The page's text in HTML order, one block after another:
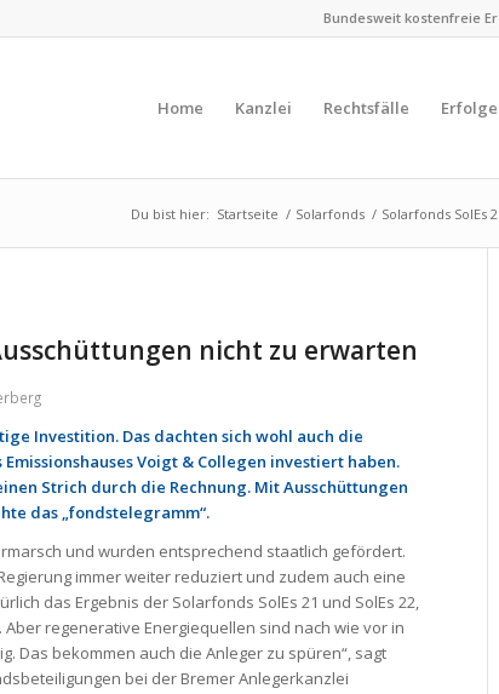
Bundesweit kostenfreie
Home Kanzlei Rechtsfälle Erfolge
Du bist hier: Startseite / Solarfonds / Solarfonds SolEs
nicht zu erwarten
Investition. Das dachten sich wohl auch die
Voigt & Collegen investiert haben.
Strich durch die Rechnung. Mit Ausschüttungen
das „fondstelegramm“.
und wurden entsprechend staatlich gefördert.
immer weiter reduziert und zudem auch eine
das Ergebnis der Solarfonds SolEs 21 und SolEs 22,
regenerative Energiequellen sind nach wie vor in
Das bekommen auch die Anleger zu spüren“, sagt
bei der Bremer Anlegerkanzlei